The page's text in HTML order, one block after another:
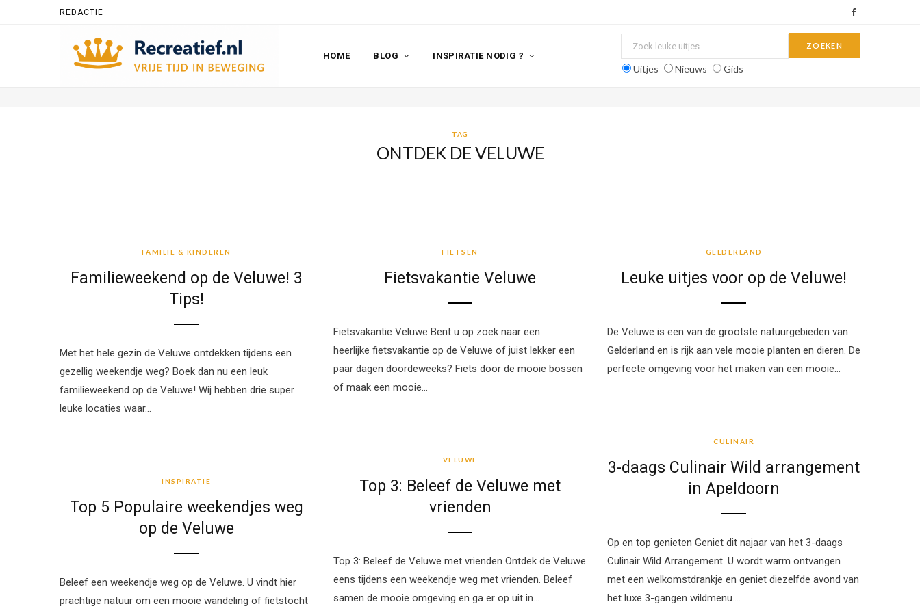
REDACTIE
c
HOME BLOG INSPIRATIE NODIG ?
Uitjes Nieuws Gids
TAG
ONTDEK DE VELUWE
FAMILIE & KINDEREN
Familieweekend op de Veluwe! 3
Tips!
Met het hele gezin de Veluwe ontdekken tijdens een
gezellig weekendje weg? Boek dan nu een leuk
familieweekend op de Veluwe! Wij hebben drie super
leuke locaties waar…
FIETSEN
Fietsvakantie Veluwe
Fietsvakantie Veluwe Bent u op zoek naar een
heerlijke fietsvakantie op de Veluwe of juist lekker een
paar dagen doordeweeks? Fiets door de mooie bossen
of maak een mooie…
GELDERLAND
Leuke uitjes voor op de Veluwe!
De Veluwe is een van de grootste natuurgebieden van
Gelderland en is rijk aan vele mooie planten en dieren. De
perfecte omgeving voor het maken van een mooie…
CULINAIR
3-daags Culinair Wild arrangement
in Apeldoorn
Op en top genieten Geniet dit najaar van het 3-daags
Culinair Wild Arrangement. U wordt warm ontvangen
met een welkomstdrankje en geniet diezelfde avond van
het luxe 3-gangen wildmenu.…
VELUWE
Top 3: Beleef de Veluwe met
vrienden
Top 3: Beleef de Veluwe met vrienden Ontdek de Veluwe
eens tijdens een weekendje weg met vrienden. Beleef
samen de mooie omgeving en ga er op uit in…
INSPIRATIE
Top 5 Populaire weekendjes weg
op de Veluwe
Beleef een weekendje weg op de Veluwe. U vindt hier
prachtige natuur om een mooie wandeling of fietstocht